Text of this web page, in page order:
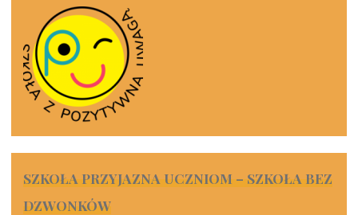
SZKOŁA PRZYJAZNA UCZNIOM – SZKOŁA BEZ
DZWONKÓW